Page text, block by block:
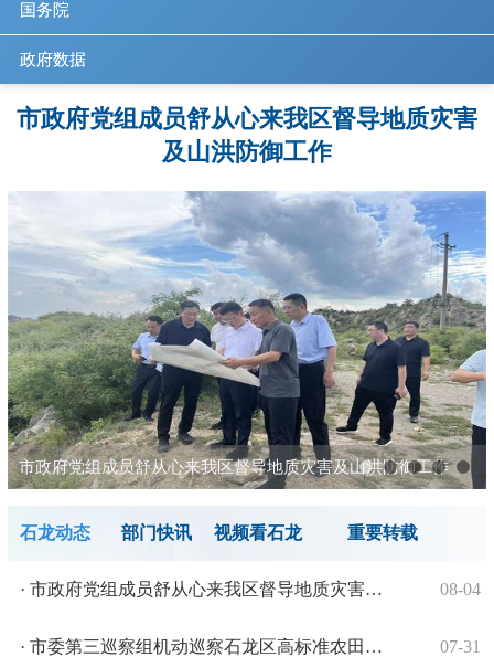
国务院
政府数据
市政府党组成员舒从心来我区督导地质灾害
及山洪防御工作
市政府党组成员舒从心来我区督导地质灾害及山洪防御工作 1
石龙动态 部门快讯 视频看石龙 重要转载
· 市政府党组成员舒从心来我区督导地质灾害及山洪防御工作 08-04
· 市委第三巡察组机动巡察石龙区高标准农田建设突出问题情况反馈会召开 07-31